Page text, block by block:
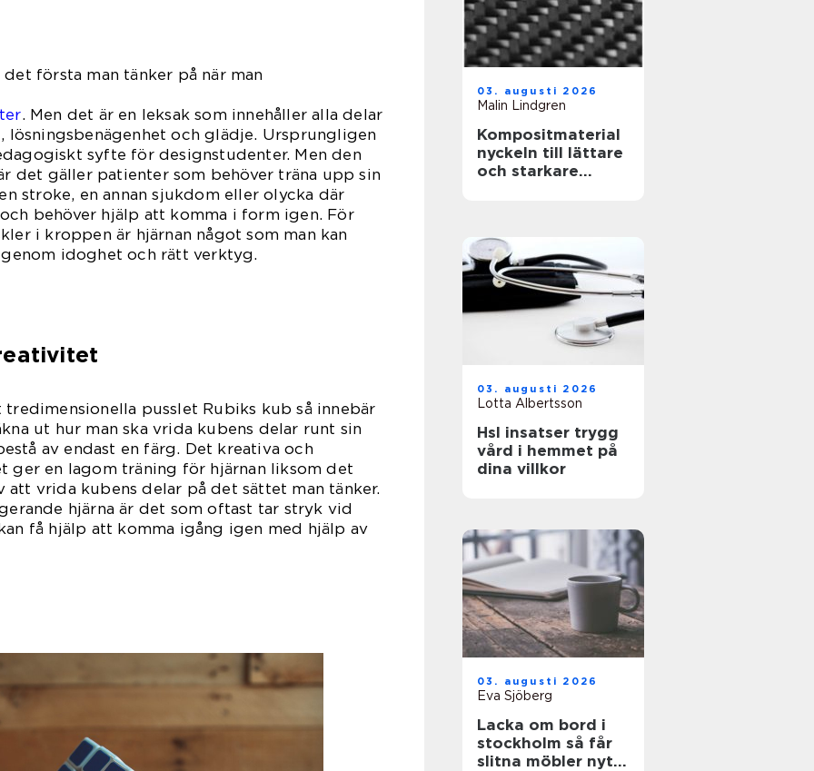
första man tänker på när man
. Men det är en leksak som innehåller alla delar
och glädje. Ursprungligen
syfte för designstudenter. Men den
det gäller patienter som behöver träna upp sin
stroke, en annan sjukdom eller olycka där
behöver hjälp att komma i form igen. För
i kroppen är hjärnan något som man kan
idoghet och rätt verktyg.
pusslet Rubiks kub så innebär
ut hur man ska vrida kubens delar runt sin
av endast en färg. Det kreativa och
ger en lagom träning för hjärnan liksom det
vrida kubens delar på det sättet man tänker.
hjärna är det som oftast tar stryk vid
få hjälp att komma igång igen med hjälp av
03. augusti 2026
Malin Lindgren
Kompositmaterial
nyckeln till lättare
och starkare
03. augusti 2026
Lotta Albertsson
Hsl insatser trygg
vård i hemmet på
dina villkor
03. augusti 2026
Eva Sjöberg
Lacka om bord i
stockholm så får
slitna möbler nytt